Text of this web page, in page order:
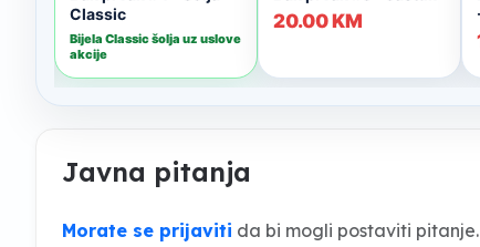
Javna pitanja
Morate se prijaviti da bi mogli postaviti pitanje.